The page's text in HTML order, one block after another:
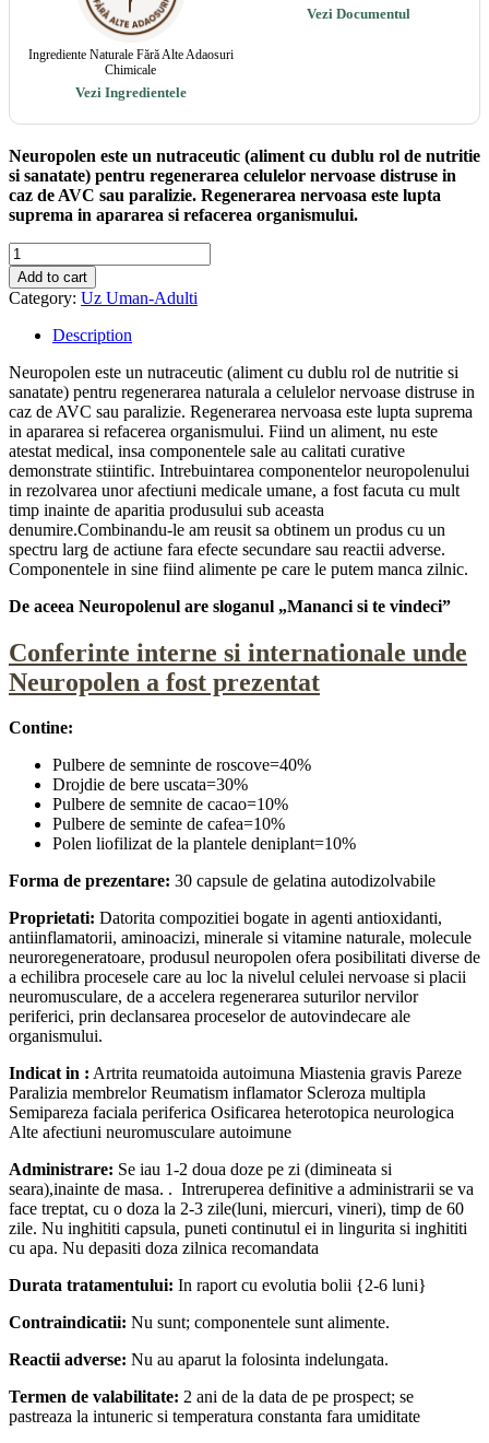
Ingrediente Naturale Fără Alte Adaosuri
Chimicale
Vezi Ingredientele
Vezi Documentul
Neuropolen este un nutraceutic (aliment cu dublu rol de nutritie
si sanatate) pentru regenerarea celulelor nervoase distruse in
caz de AVC sau paralizie. Regenerarea nervoasa este lupta
suprema in apararea si refacerea organismului.
Neuropolen
quantity
Add to cart
Category: Uz Uman-Adulti
Description
Neuropolen este un nutraceutic (aliment cu dublu rol de nutritie si
sanatate) pentru regenerarea naturala a celulelor nervoase distruse in
caz de AVC sau paralizie. Regenerarea nervoasa este lupta suprema
in apararea si refacerea organismului. Fiind un aliment, nu este
atestat medical, insa componentele sale au calitati curative
demonstrate stiintific. Intrebuintarea componentelor neuropolenului
in rezolvarea unor afectiuni medicale umane, a fost facuta cu mult
timp inainte de aparitia produsului sub aceasta
denumire.Combinandu-le am reusit sa obtinem un produs cu un
spectru larg de actiune fara efecte secundare sau reactii adverse.
Componentele in sine fiind alimente pe care le putem manca zilnic.
De aceea Neuropolenul are sloganul „Mananci si te vindeci”
Conferinte interne si internationale unde
Neuropolen a fost prezentat
Contine:
Pulbere de semninte de roscove=40%
Drojdie de bere uscata=30%
Pulbere de semnite de cacao=10%
Pulbere de seminte de cafea=10%
Polen liofilizat de la plantele deniplant=10%
Forma de prezentare: 30 capsule de gelatina autodizolvabile
Proprietati: Datorita compozitiei bogate in agenti antioxidanti,
antiinflamatorii, aminoacizi, minerale si vitamine naturale, molecule
neuroregeneratoare, produsul neuropolen ofera posibilitati diverse de
a echilibra procesele care au loc la nivelul celulei nervoase si placii
neuromusculare, de a accelera regenerarea suturilor nervilor
periferici, prin declansarea proceselor de autovindecare ale
organismului.
Indicat in : Artrita reumatoida autoimuna Miastenia gravis Pareze
Paralizia membrelor Reumatism inflamator Scleroza multipla
Semipareza faciala periferica Osificarea heterotopica neurologica
Alte afectiuni neuromusculare autoimune
Administrare: Se iau 1-2 doua doze pe zi (dimineata si
seara),inainte de masa. . Intreruperea definitive a administrarii se va
face treptat, cu o doza la 2-3 zile(luni, miercuri, vineri), timp de 60
zile. Nu inghititi capsula, puneti continutul ei in lingurita si inghititi
cu apa. Nu depasiti doza zilnica recomandata
Durata tratamentului: In raport cu evolutia bolii {2-6 luni}
Contraindicatii: Nu sunt; componentele sunt alimente.
Reactii adverse: Nu au aparut la folosinta indelungata.
Termen de valabilitate: 2 ani de la data de pe prospect; se
pastreaza la intuneric si temperatura constanta fara umiditate